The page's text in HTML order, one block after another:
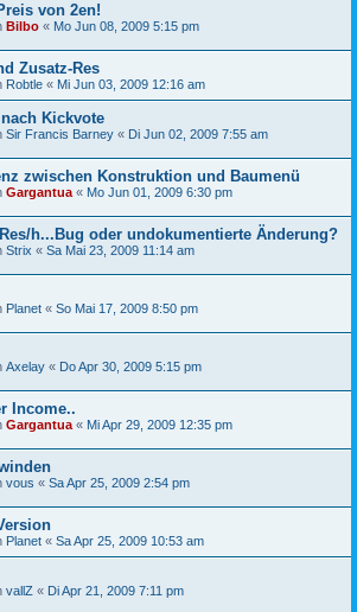
von 2en!
Bilbo « Mo Jun 08, 2009 5:15 pm
Zusatz-Res
Robtle « Mi Jun 03, 2009 12:16 am
Kickvote
Sir Francis Barney « Di Jun 02, 2009 7:55 am
zwischen Konstruktion und Baumenü
Gargantua« Mo Jun 01, 2009 6:30 pm
h...Bug oder undokumentierte Änderung?
Strix « Sa Mai 23, 2009 11:14 am
Planet « So Mai 17, 2009 8:50 pm
Axelay « Do Apr 30, 2009 5:15 pm
Income..
Gargantua« Mi Apr 29, 2009 12:35 pm
vous « Sa Apr 25, 2009 2:54 pm
Planet « Sa Apr 25, 2009 10:53 am
vallZ « Di Apr 21, 2009 7:11 pm